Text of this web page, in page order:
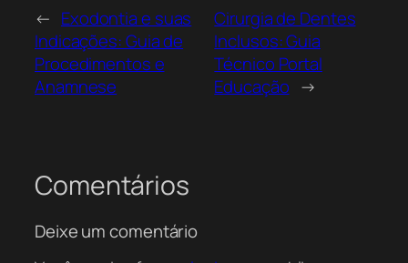
← Exodontia e suas
Indicações: Guia de
Procedimentos e
Anamnese
Cirurgia de Dentes
Inclusos: Guia
Técnico Portal
Educação →
Comentários
Deixe um comentário